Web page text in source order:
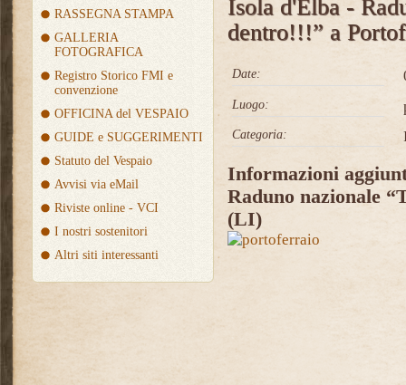
RASSEGNA STAMPA
GALLERIA
FOTOGRAFICA
Registro Storico FMI e
convenzione
OFFICINA del VESPAIO
GUIDE e SUGGERIMENTI
Statuto del Vespaio
Avvisi via eMail
Riviste online - VCI
I nostri sostenitori
Altri siti interessanti
Isola d'Elba -
dentro!!!” a
Date:
Luogo:
Categoria:
Informazioni
Raduno nazionale
(LI)